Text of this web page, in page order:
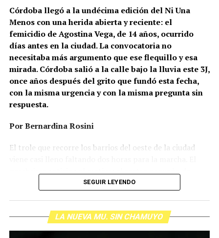
Gonzalo Giles, pensador y
comunicador «disca»: Error en el
Ganar la vida: La historia de (no)
Su hijo Ciro tenía 120 veces más agrotóxicos que lo
donde se encontraron pesticidas hasta en el agua de red.
Bajo amenazas de muerte Sabrina inició una denuncia
Córdoba llegó a la undécima edición del Ni Una
Menos con una herida abierta y reciente: el
femicidio de Agostina Vega, de 14 años, ocurrido
días antes en la ciudad. La convocatoria no
necesitaba más argumento que ese flequillo y esa
mirada. Córdoba salió a la calle bajo la lluvia este 3J,
once años después del grito que fundó esta fecha,
con la misma urgencia y con la misma pregunta sin
respuesta.
Por Bernardina Rosini
El trole que recorre los barrios del oeste de la ciudad
Agostina Vega, 14 años. Era fácil intuir que será una
atiende a su gente. Los que ocupan los sillones más
mullidos de las oficinas del poder local sobrevuelan las
SEGUIR LEYENDO
LA NUEVA MU. SIN CHAMUYO